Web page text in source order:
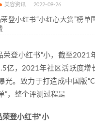
美容资讯 2022-09-26
登小红书“小红心大赏”榜单
荣登小红书“小，截至2021
亿，2021年社区活跃度增
光。致力于打造成中国版
”，整个评测过程是
登小红书“小